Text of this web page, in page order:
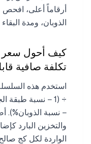
أرقاماً أعلى،
الذوبان، ومدة
كيف أحول سعر
تكلفة صافية
استخدم هذه
− نسبة الذوبان%).
والتخزين البارد
الواردة لكل كج